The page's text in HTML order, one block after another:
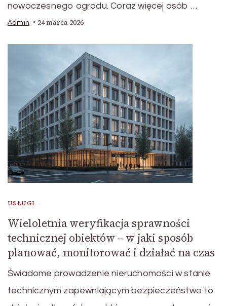
nowoczesnego ogrodu. Coraz więcej osób …
Admin 24 marca 2026
USŁUGI
Wieloletnia weryfikacja sprawności
technicznej obiektów – w jaki sposób
planować, monitorować i działać na czas
Świadome prowadzenie nieruchomości w stanie
technicznym zapewniającym bezpieczeństwo to